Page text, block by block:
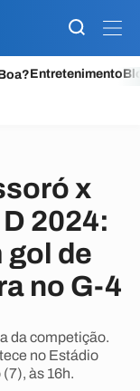
Entretenimento
x
2024:
gol de
no G-4
da competição.
no Estádio
às 16h.